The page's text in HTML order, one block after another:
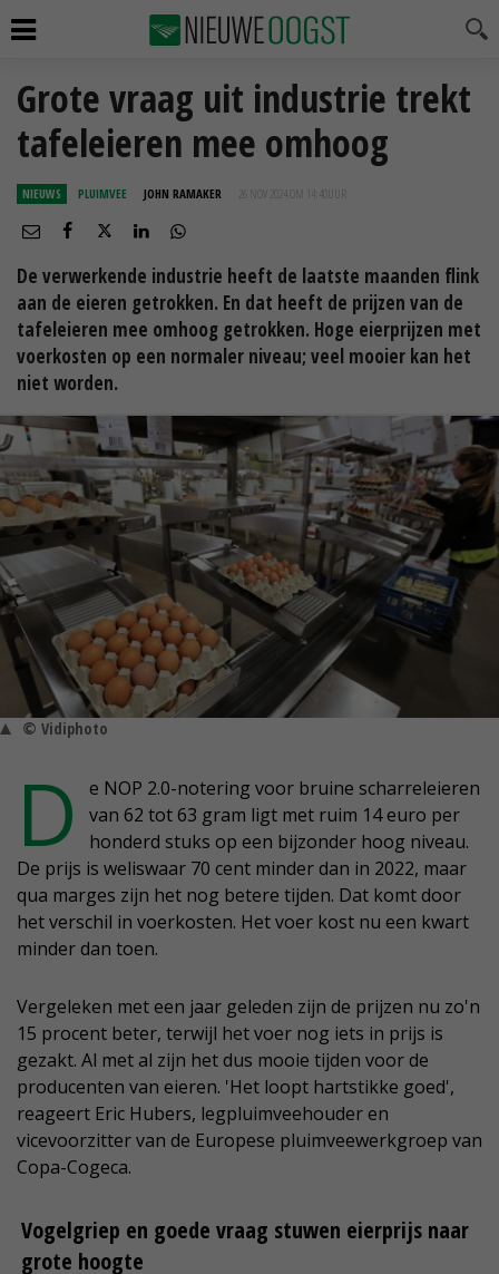
Grote vraag uit industrie trekt
tafeleieren mee omhoog
NIEUWS PLUIMVEE JOHN RAMAKER 26 NOV 2024 OM 14:40
De verwerkende industrie heeft de laatste maanden flink
aan de eieren getrokken. En dat heeft de prijzen van de
tafeleieren mee omhoog getrokken. Hoge eierprijzen met
voerkosten op een normaler niveau; veel mooier kan het
niet worden.
© Vidiphoto
D
e NOP 2.0-notering voor bruine scharreleieren
van 62 tot 63 gram ligt met ruim 14 euro per
honderd stuks op een bijzonder hoog niveau.
De prijs is weliswaar 70 cent minder dan in 2022, maar
qua marges zijn het nog betere tijden. Dat komt door
het verschil in voerkosten. Het voer kost nu een kwart
minder dan toen.
Vergeleken met een jaar geleden zijn de prijzen nu zo'n
15 procent beter, terwijl het voer nog iets in prijs is
gezakt. Al met al zijn het dus mooie tijden voor de
producenten van eieren. 'Het loopt hartstikke goed',
reageert Eric Hubers, legpluimveehouder en
vicevoorzitter van de Europese pluimveewerkgroep van
Copa-Cogeca.